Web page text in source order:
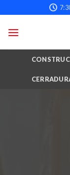
to
content